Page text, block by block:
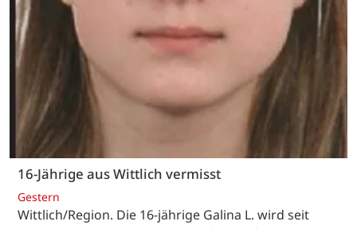
16-Jährige aus Wittlich vermisst
Gestern
Wittlich/Region. Die 16-jährige Galina L. wird seit